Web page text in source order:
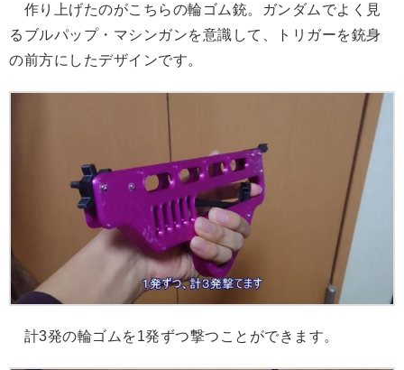
作り上げたのがこちらの輪ゴム銃。ガンダムでよく見
るブルパップ・マシンガンを意識して、トリガーを銃身
の前方にしたデザインです。
計3発の輪ゴムを1発ずつ撃つことができます。